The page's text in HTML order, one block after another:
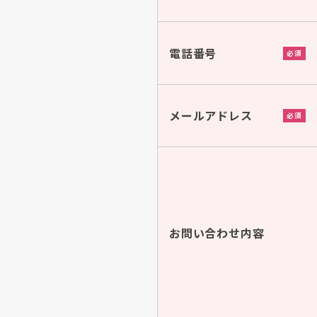
電話番号 必須
メールアドレス 必須
お問い合わせ内容